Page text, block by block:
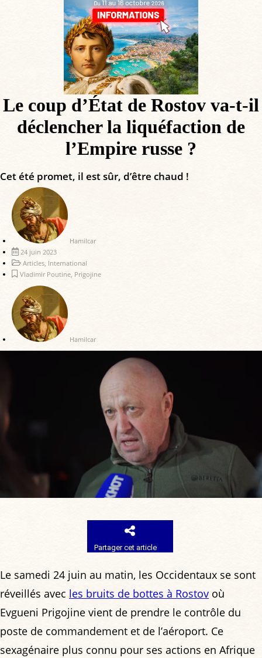
Le coup d’État de Rostov va-t-il
déclencher la liquéfaction de
l’Empire russe ?
Cet été promet, il est sûr, d’être chaud !
Hamilcar
24 juin 2023
Articles International
Vladimir Poutine Prigojine
Hamilcar
Partager cet article
Le samedi 24 juin au matin, les Occidentaux se sont
réveillés avec les bruits de bottes à Rostov où
Evgueni Prigojine vient de prendre le contrôle du
poste de commandement et de l’aéroport. Ce
sexagénaire plus connu pour ses actions en Afrique